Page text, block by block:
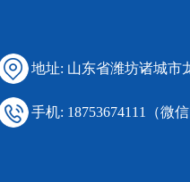
地址: 山东省潍坊诸城市
手机: 18753674111（微信